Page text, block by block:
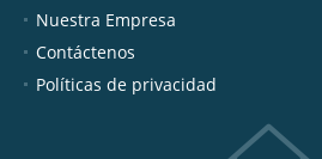
Nuestra Empresa
Contáctenos
Políticas de privacidad